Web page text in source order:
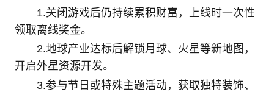
1.关闭游戏后仍持续累积财富，上线时一次性
领取离线奖金。
2.地球产业达标后解锁月球、火星等新地图，
开启外星资源开发。
3.参与节日或特殊主题活动，获取独特装饰、